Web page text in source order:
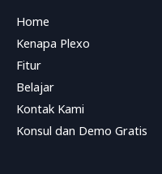
Home
Kenapa Plexo
Fitur
Belajar
Kontak Kami
Konsul dan Demo Gratis